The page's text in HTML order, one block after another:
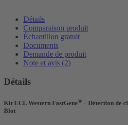
Détails
Comparaison produit
Échantillon gratuit
Documents
Demande de produit
Note et avis (2)
Détails
Kit ECL Western FastGene® – Détection de
Blot